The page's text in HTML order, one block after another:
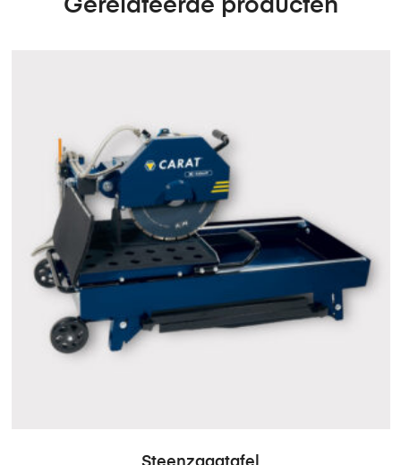
Gerelateerde producten